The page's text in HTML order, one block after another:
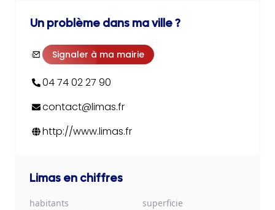
Un problème dans ma ville ?
Signaler à ma mairie
04 74 02 27 90
contact@limas.fr
http://www.limas.fr
Limas en chiffres
habitants superficie